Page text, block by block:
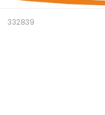
332839